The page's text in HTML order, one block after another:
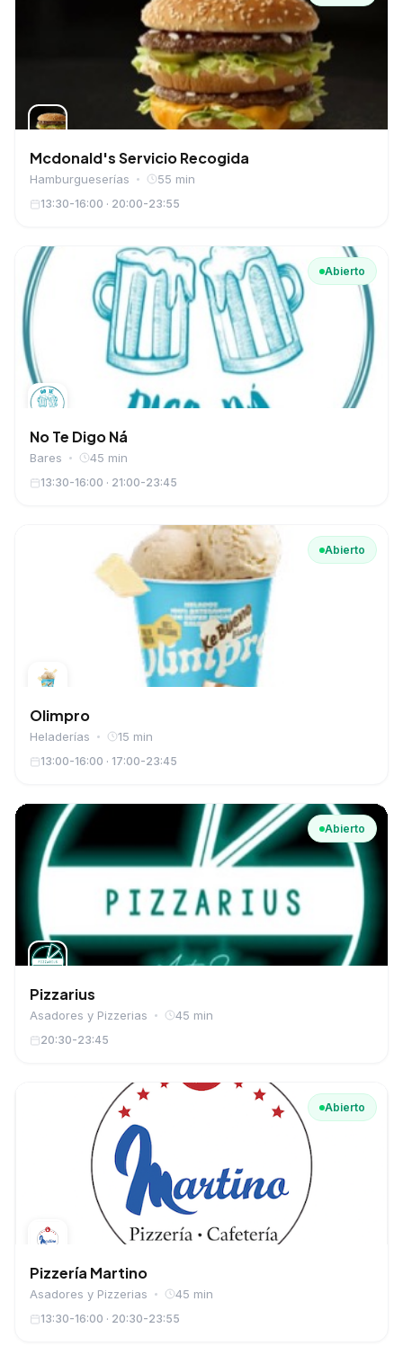
Mcdonald's Servicio Recogida
Hamburgueserías 55 min
13:30-16:00 · 20:00-23:55
Abierto
No Te Digo Ná
Bares 45 min
13:30-16:00 · 21:00-23:45
Abierto
Olimpro
Heladerías 15 min
13:00-16:00 · 17:00-23:45
Abierto
Pizzarius
Asadores y Pizzerias 45 min
20:30-23:45
Abierto
Pizzería Martino
Asadores y Pizzerias 45 min
13:30-16:00 · 20:30-23:55